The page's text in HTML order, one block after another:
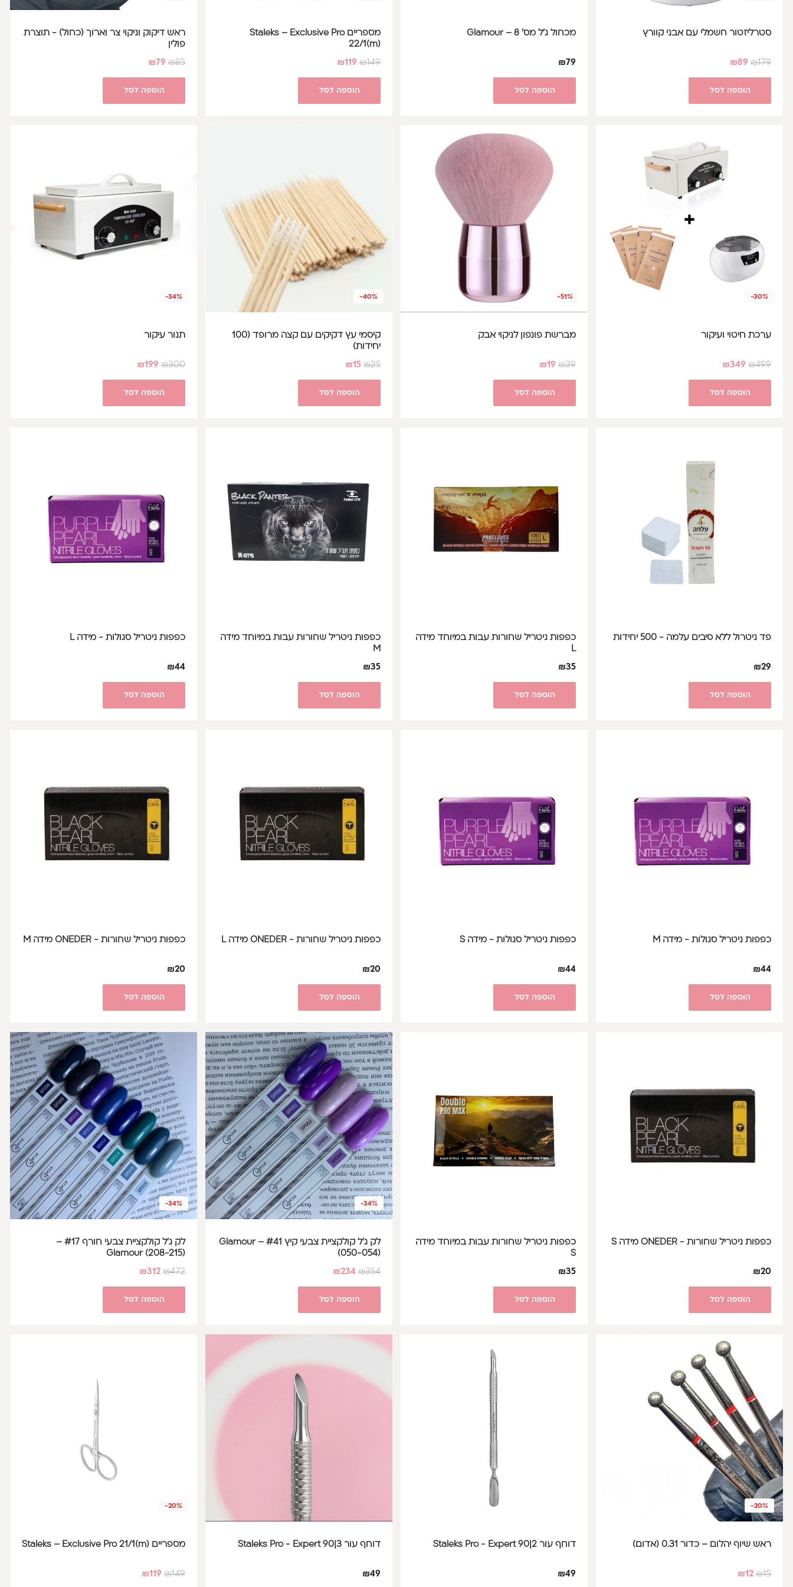
סטרליזטור חשמלי עם אבני קוורץ
₪179
₪89
הוספה לסל
מכחול ג’ל מס’ 8 – Glamour
₪79
הוספה לסל
מספריים Staleks – Exclusive Pro
22/1(m)
₪149
₪119
הוספה לסל
ראש דיקוק וניקוי צר וארוך (כחול) - תוצרת
פולין
₪85
₪79
הוספה לסל
-30%
ערכת חיטוי ועיקור
₪499
₪349
הוספה לסל
-51%
מברשת פונפון לניקוי אבק
₪39
₪19
הוספה לסל
-40%
קיסמי עץ דקיקים עם קצה מרופד (100
יחידות)
₪25
₪15
הוספה לסל
-34%
תנור עיקור
₪300
₪199
הוספה לסל
פד ניטרול ללא סיבים עלמה - 500 יחידות
₪29
הוספה לסל
כפפות ניטריל שחורות עבות במיוחד מידה
L
₪35
הוספה לסל
כפפות ניטריל שחורות עבות במיוחד מידה
M
₪35
הוספה לסל
כפפות ניטריל סגולות - מידה L
₪44
הוספה לסל
כפפות ניטריל סגולות - מידה M
₪44
הוספה לסל
כפפות ניטריל סגולות - מידה S
₪44
הוספה לסל
כפפות ניטריל שחורות - ONEDER מידה L
₪20
הוספה לסל
כפפות ניטריל שחורות - ONEDER מידה M
₪20
הוספה לסל
כפפות ניטריל שחורות - ONEDER מידה S
₪20
הוספה לסל
כפפות ניטריל שחורות עבות במיוחד מידה
S
₪35
הוספה לסל
-34%
לק ג'ל קולקציית צבעי קיץ #41 – Glamour
(050-054)
₪354
₪234
הוספה לסל
-34%
לק ג'ל קולקציית צבעי חורף #17 –
Glamour (208-215)
₪472
₪312
הוספה לסל
-20%
ראש שיוף יהלום – כדור 0.31 (אדום)
₪15
₪12
דוחף עור Staleks Pro - Expert 90|2
₪49
דוחף עור Staleks Pro - Expert 90|3
₪49
-20%
מספריים Staleks – Exclusive Pro 21/1(m)
₪149
₪119